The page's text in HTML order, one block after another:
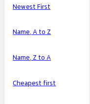
Manufacturers
Newest First
Name, A to Z
Name, Z to A
Cheapest first